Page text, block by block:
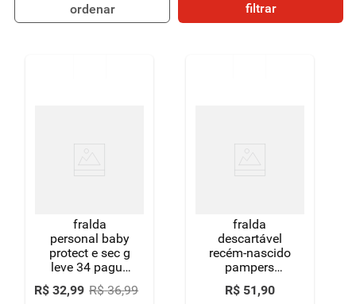
ordenar filtrar
fralda
personal baby
protect e sec g
leve 34 pague
32 unidades
R$ 32,99 R$ 36,99
fralda
descartável
recém-nascido
pampers
premium care
rn até 4kg
R$ 51,90
4º iogurte
chocolate